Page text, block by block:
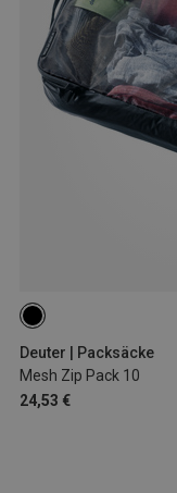
Deuter | Packsäcke
Mesh Zip Pack 10
24,53 €
ONE SIZE